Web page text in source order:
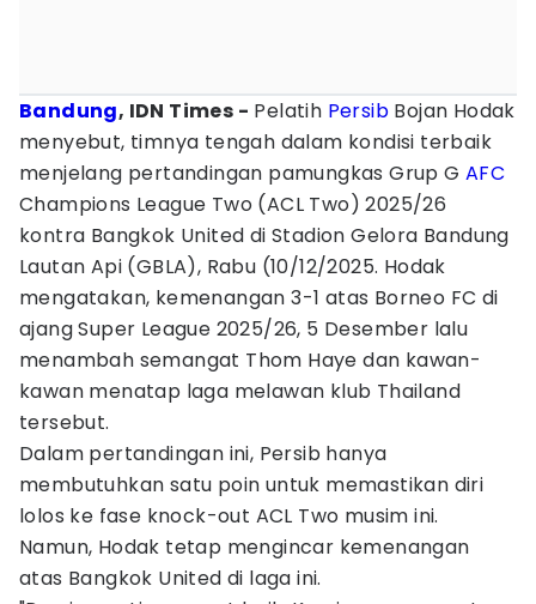
Bandung, IDN Times - Pelatih Persib Bojan Hodak
menyebut, timnya tengah dalam kondisi terbaik
menjelang pertandingan pamungkas Grup G AFC
Champions League Two (ACL Two) 2025/26
kontra Bangkok United di Stadion Gelora Bandung
Lautan Api (GBLA), Rabu (10/12/2025. Hodak
mengatakan, kemenangan 3-1 atas Borneo FC di
ajang Super League 2025/26, 5 Desember lalu
menambah semangat Thom Haye dan kawan-
kawan menatap laga melawan klub Thailand
tersebut.
Dalam pertandingan ini, Persib hanya
membutuhkan satu poin untuk memastikan diri
lolos ke fase knock-out ACL Two musim ini.
Namun, Hodak tetap mengincar kemenangan
atas Bangkok United di laga ini.